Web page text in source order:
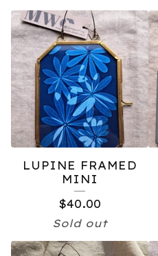
LUPINE FRAMED
MINI
$40.00
Sold out